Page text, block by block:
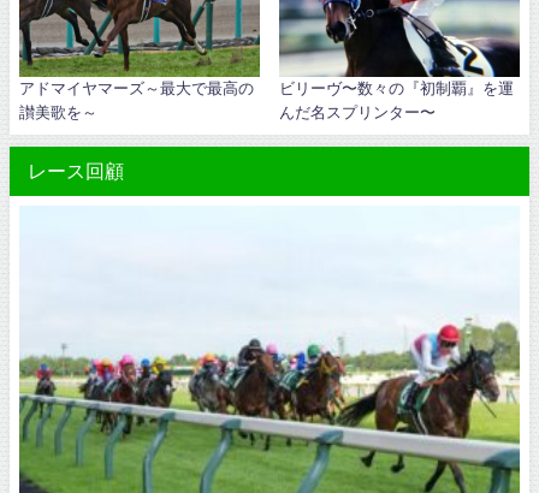
アドマイヤマーズ～最大で最高の
讃美歌を～
ビリーヴ〜数々の『初制覇』を運
んだ名スプリンター〜
レース回顧